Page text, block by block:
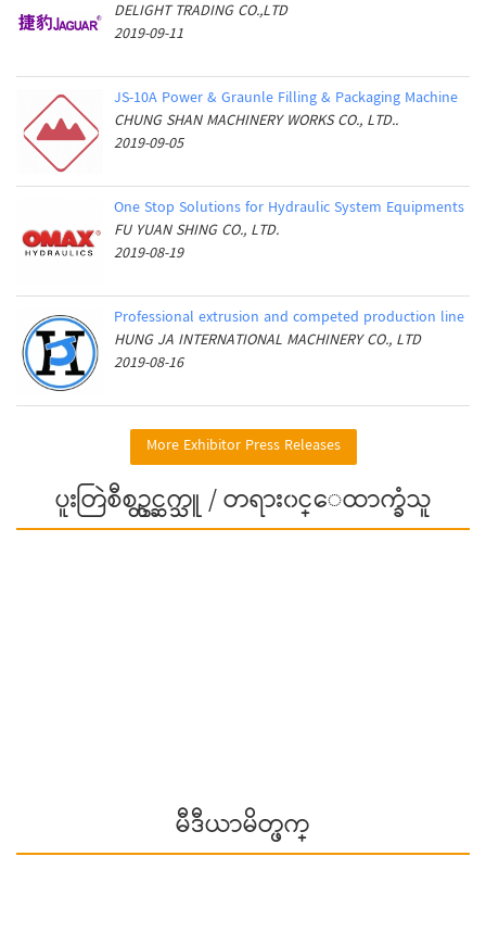
DELIGHT TRADING CO.,LTD
2019-09-11
JS-10A Power & Graunle Filling & Packaging Machine
CHUNG SHAN MACHINERY WORKS CO., LTD..
2019-09-05
One Stop Solutions for Hydraulic System Equipments
FU YUAN SHING CO., LTD.
2019-08-19
Professional extrusion and competed production line
HUNG JA INTERNATIONAL MACHINERY CO., LTD
2019-08-16
More Exhibitor Press Releases
ပူးတြဲစီစဥ္တင္ဆက္သူ / တရား၀င္ေထာက္ခံသူ
မီဒီယာမိတ္ဖက္